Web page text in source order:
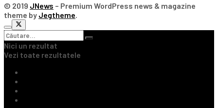
© 2019 JNews – Premium WordPress news & magazine
theme by Jegtheme
Nici un rezultat
Vezi toate rezultatele